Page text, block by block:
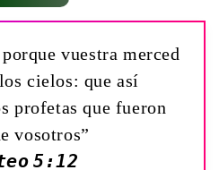
vuestra merced
cielos: que así
profetas que fueron
vosotros”
5:12